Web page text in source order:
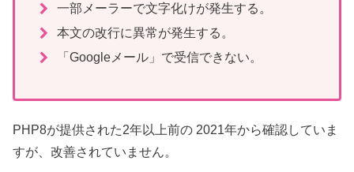
一部メーラーで文字化けが発生する。
本文の改行に異常が発生する。
「Googleメール」で受信できない。
PHP8が提供された2年以上前の 2021年から確認していま
すが、改善されていません。